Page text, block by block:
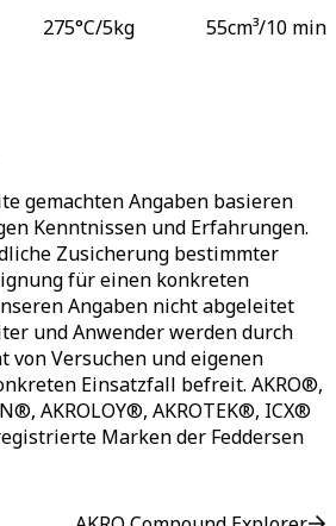
275°C/5kg 55cm³/10 min
gemachten Angaben basieren
Kenntnissen und Erfahrungen.
Zusicherung bestimmter
für einen konkreten
Angaben nicht abgeleitet
und Anwender werden durch
von Versuchen und eigenen
Einsatzfall befreit. AKRO®,
AKROLOY®, AKROTEK®, ICX®
Marken der Feddersen